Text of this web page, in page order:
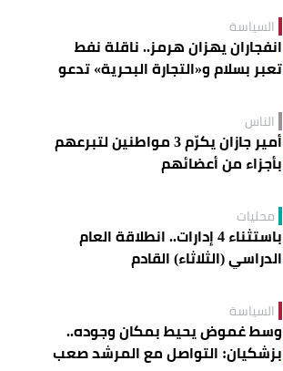
السياسة
انفجاران يهزان هرمز.. ناقلة نفط
تعبر بسلام و«التجارة البحرية» تدعو
الناس
أمير جازان يكرّم 3 مواطنين لتبرعهم
بأجزاء من أعضائهم
محليات
باستثناء 4 إدارات.. انطلاقة العام
الدراسي (الثلاثاء) القادم
السياسة
وسط غموض يحيط بمكان وجوده..
بزشكيان: التواصل مع المرشد صعب